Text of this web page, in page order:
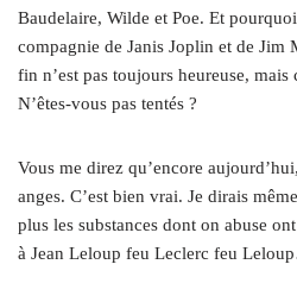
Baudelaire, Wilde et Poe. Et
compagnie de Janis Joplin et de Jim
fin n’est pas toujours heureuse, mais
N’êtes-vous pas tentés ?
Vous me direz qu’encore
anges. C’est bien vrai. Je dirais
plus les substances dont on abuse
à Jean Leloup feu Leclerc feu